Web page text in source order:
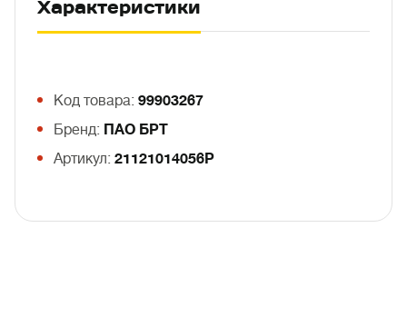
Характеристики
Код товара: 99903267
Бренд: ПАО БРТ
Артикул: 21121014056Р